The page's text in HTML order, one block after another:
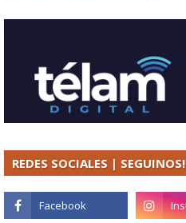
REDES SOCIALES | SEGUINOS!